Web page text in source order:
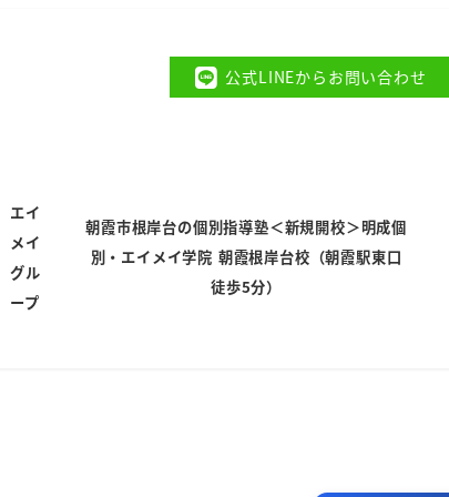
公式LINEからお問い合わせ
エイ
メイ
グル
ープ
朝霞市根岸台の個別指導塾＜新規開校＞明成個
別・エイメイ学院 朝霞根岸台校（朝霞駅東口
徒歩5分）